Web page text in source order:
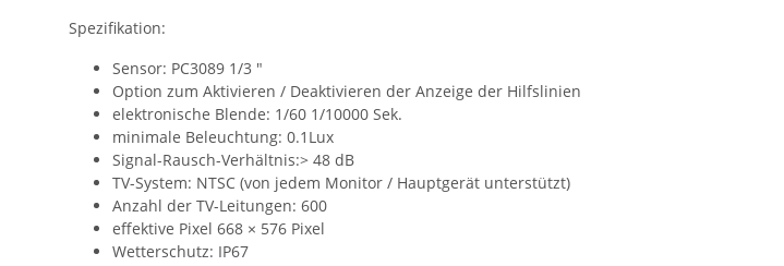
Spezifikation:
Sensor: PC3089 1/3 "
Option zum Aktivieren / Deaktivieren der Anzeige der Hilfslinien
elektronische Blende: 1/60 1/10000 Sek.
minimale Beleuchtung: 0.1Lux
Signal-Rausch-Verhältnis:> 48 dB
TV-System: NTSC (von jedem Monitor / Hauptgerät unterstützt)
Anzahl der TV-Leitungen: 600
effektive Pixel 668 × 576 Pixel
Wetterschutz: IP67